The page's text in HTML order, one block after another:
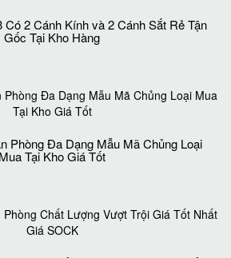
2 Cánh Kính và 2 Cánh Sắt Rẻ Tận
Gốc Tại Kho Hàng
Phòng Đa Dạng Mẫu Mã Chủng Loại
Mua Tại Kho Giá Tốt